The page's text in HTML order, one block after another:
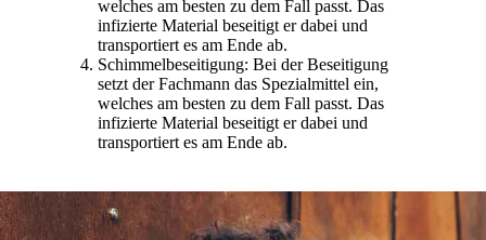
welches am besten zu dem Fall passt. Das
infizierte Material beseitigt er dabei und
transportiert es am Ende ab.
Schimmelbeseitigung: Bei der Beseitigung
setzt der Fachmann das Spezialmittel ein,
welches am besten zu dem Fall passt. Das
infizierte Material beseitigt er dabei und
transportiert es am Ende ab.